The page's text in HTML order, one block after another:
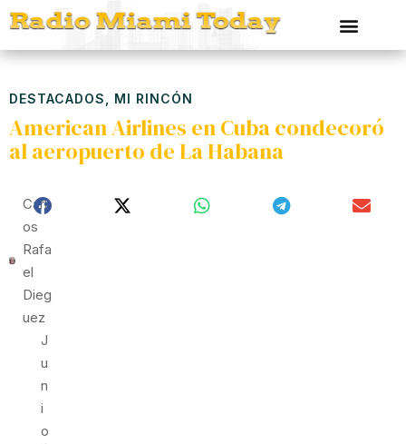
DESTACADOS MI RINCÓN
American Airlines en Cuba condecoró
al aeropuerto de La Habana
Carl
Os
Rafa
El
Dieg
Uez
J
U
N
I
O